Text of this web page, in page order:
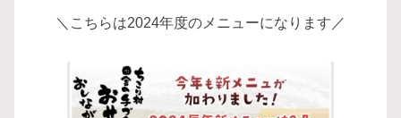
＼こちらは2024年度のメニューになります／